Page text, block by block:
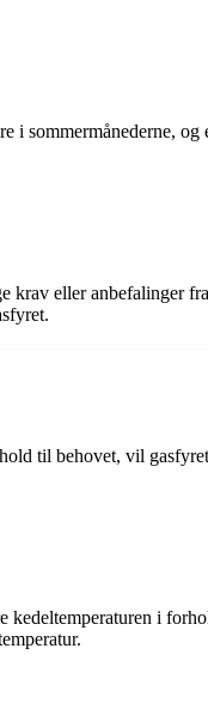
i sommermånederne, og
krav eller anbefalinger
til behovet, vil
kedeltemperaturen i